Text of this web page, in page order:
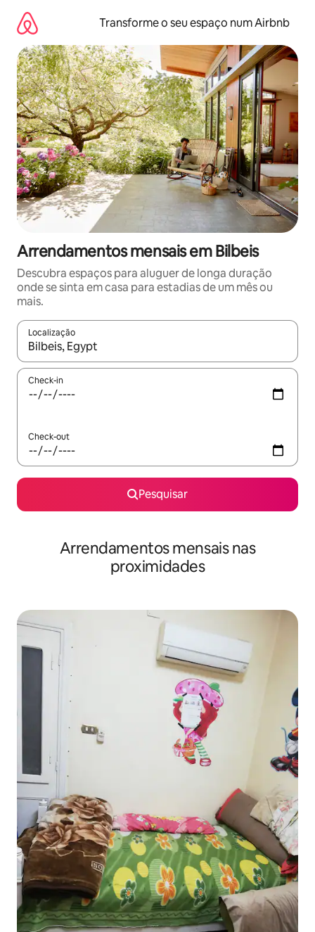
para
conteúdo
Transforme o seu espaço num Airbnb
Arrendamentos mensais em Bilbeis
Descubra espaços para aluguer de longa duração
onde se sinta em casa para estadias de um mês ou
mais.
Localização
Quando os resultados estiverem disponíveis, navegue com
Check-in
Check-out
Pesquisar
Arrendamentos mensais nas
proximidades